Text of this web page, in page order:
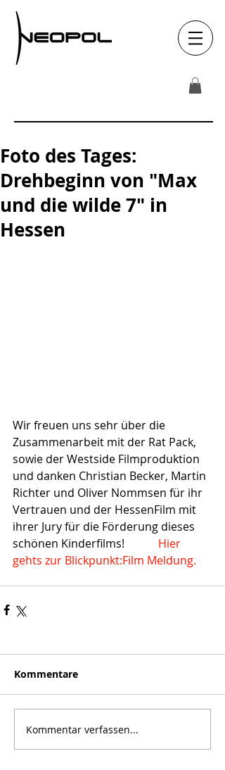
Foto des Tages:
Drehbeginn von "Max
und die wilde 7" in
Hessen
Wir freuen uns sehr über die
Zusammenarbeit mit der Rat Pack,
sowie der Westside Filmproduktion
und danken Christian Becker, Martin
Richter und Oliver Nommsen für ihr
Vertrauen und der HessenFilm mit
ihrer Jury für die Förderung dieses
schönen Kinderfilms! Hier
gehts zur Blickpunkt:Film Meldung.
Kommentare
Kommentar verfassen...